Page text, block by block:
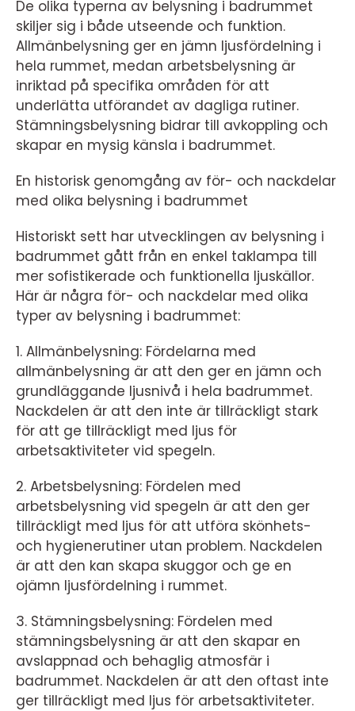
De olika typerna av belysning i badrummet
skiljer sig i både utseende och funktion.
Allmänbelysning ger en jämn ljusfördelning i
hela rummet, medan arbetsbelysning är
inriktad på specifika områden för att
underlätta utförandet av dagliga rutiner.
Stämningsbelysning bidrar till avkoppling och
skapar en mysig känsla i badrummet.
En historisk genomgång av för- och nackdelar
med olika belysning i badrummet
Historiskt sett har utvecklingen av belysning i
badrummet gått från en enkel taklampa till
mer sofistikerade och funktionella ljuskällor.
Här är några för- och nackdelar med olika
typer av belysning i badrummet:
1. Allmänbelysning: Fördelarna med
allmänbelysning är att den ger en jämn och
grundläggande ljusnivå i hela badrummet.
Nackdelen är att den inte är tillräckligt stark
för att ge tillräckligt med ljus för
arbetsaktiviteter vid spegeln.
2. Arbetsbelysning: Fördelen med
arbetsbelysning vid spegeln är att den ger
tillräckligt med ljus för att utföra skönhets-
och hygienerutiner utan problem. Nackdelen
är att den kan skapa skuggor och ge en
ojämn ljusfördelning i rummet.
3. Stämningsbelysning: Fördelen med
stämningsbelysning är att den skapar en
avslappnad och behaglig atmosfär i
badrummet. Nackdelen är att den oftast inte
ger tillräckligt med ljus för arbetsaktiviteter.